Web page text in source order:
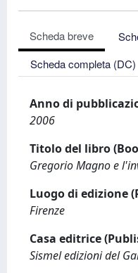
Scheda breve
Scheda completa (DC)
Anno di
2006
Titolo del libro
Gregorio Magno e
Luogo di edizione
Firenze
Casa editrice
Sismel edizioni del